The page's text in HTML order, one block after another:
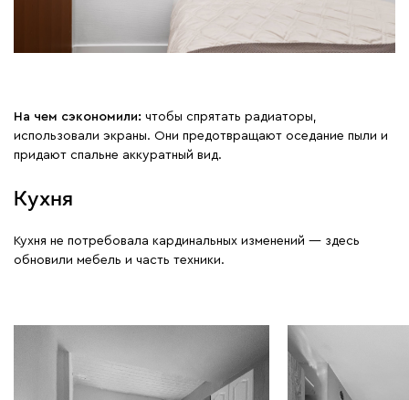
На чем сэкономили: чтобы спрятать радиаторы,
использовали экраны. Они предотвращают оседание пыли и
придают спальне аккуратный вид.
Кухня
Кухня не потребовала кардинальных изменений — здесь
обновили мебель и часть техники.